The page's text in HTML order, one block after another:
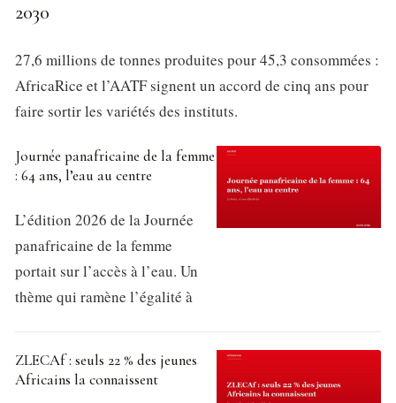
2030
27,6 millions de tonnes produites pour 45,3 consommées :
AfricaRice et l’AATF signent un accord de cinq ans pour
faire sortir les variétés des instituts.
Journée panafricaine de la femme
: 64 ans, l’eau au centre
L’édition 2026 de la Journée
panafricaine de la femme
portait sur l’accès à l’eau. Un
thème qui ramène l’égalité à
ZLECAf : seuls 22 % des jeunes
Africains la connaissent